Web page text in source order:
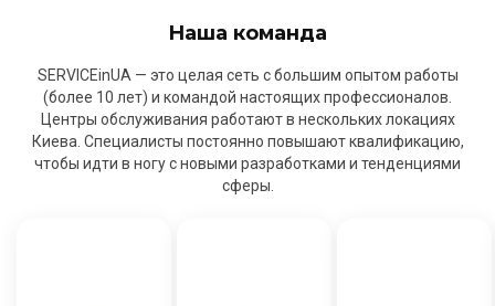
Наша команда
SERVICEinUA — это целая сеть с большим опытом работы
(более 10 лет) и командой настоящих профессионалов.
Центры обслуживания работают в нескольких локациях
Киева. Специалисты постоянно повышают квалификацию,
чтобы идти в ногу с новыми разработками и тенденциями
сферы.